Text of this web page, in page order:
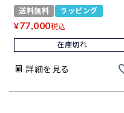
送料無料 ラッピング
¥77,000税込
在庫切れ
詳細を見る